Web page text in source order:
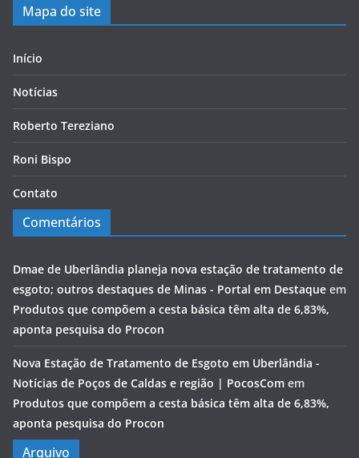
Mapa do site
Início
Notícias
Roberto Tereziano
Roni Bispo
Contato
Comentários
Dmae de Uberlândia planeja nova estação de tratamento de
esgoto; outros destaques de Minas - Portal em Destaque em
Produtos que compõem a cesta básica têm alta de 6,83%,
aponta pesquisa do Procon
Nova Estação de Tratamento de Esgoto em Uberlândia -
Notícias de Poços de Caldas e região | PocosCom em
Produtos que compõem a cesta básica têm alta de 6,83%,
aponta pesquisa do Procon
Arquivo